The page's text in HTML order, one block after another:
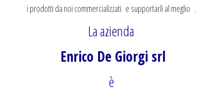
i prodotti da noi commercializzati e supportarli al meglio .
La azienda
Enrico De Giorgi srl
è